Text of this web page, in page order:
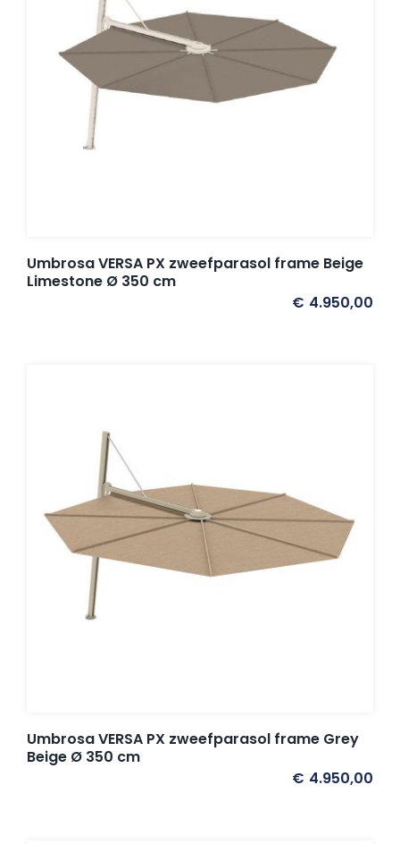
Umbrosa VERSA PX zweefparasol frame Beige
Limestone Ø 350 cm
€ 4.950,00
Umbrosa VERSA PX zweefparasol frame Grey
Beige Ø 350 cm
€ 4.950,00